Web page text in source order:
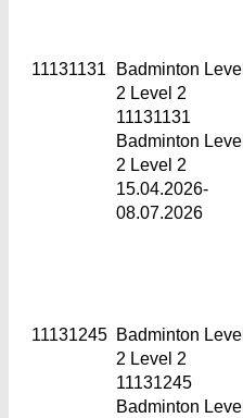
11131131
Badminton Level
2 Level 2
11131131
Badminton Level
2 Level 2
15.04.2026-
08.07.2026
11131245 Badminton Level
2 Level 2
11131245
Badminton Level